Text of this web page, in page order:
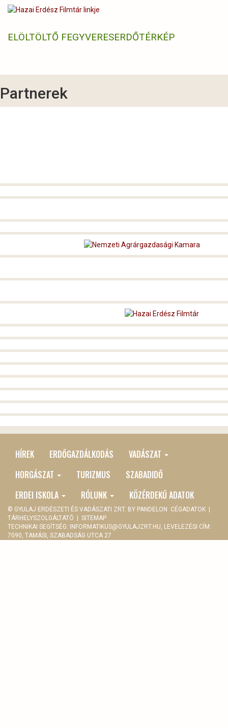
ELÖLTÖLTŐ FEGYVERESERDŐTÉRKÉP
Partnerek
MAIN
MENU
HÍREK ERDŐGAZDÁLKODÁS
VADÁSZAT
HORGÁSZAT
TURIZMUS
SZABADIDŐ
ERDEI ISKOLA
RÓLUNK KÖZÉRDEKŰ ADATOK
© GYULAJ ERDÉSZETI ÉS VADÁSZATI ZRT. BY PANDELON CÉGADATOK |
TÁRHELYSZOLGÁLTATÓ | SITEMAP
TECHNIKAI SEGÍTSÉG: INFORMATIKUS@GYULAJZRT.HU, LEVELEZÉSI CÍM:
7090, TAMÁSI, SZABADSÁG UTCA 27